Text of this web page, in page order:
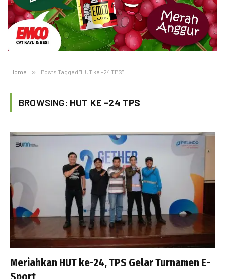
Home » Posts Tagged "HUT ke -24 TPS"
BROWSING: HUT KE -24 TPS
Meriahkan HUT ke-24, TPS Gelar Turnamen E-